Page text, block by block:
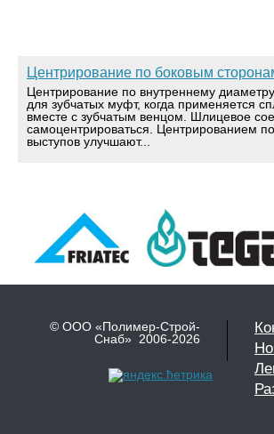
Центрирование по боковым
Центрирование по внутреннему
для зубчатых муфт, когда применяется
вместе с зубчатым венцом. Шлицевое
самоцентрироваться. Центрированием
выступов улучшают...
© ООО «Полимер-Строй-
Снаб» 2006-2026